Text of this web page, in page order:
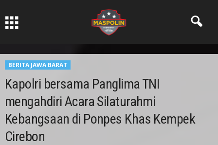
BERITA JAWA BARAT
Kapolri bersama Panglima TNI
mengahdiri Acara Silaturahmi
Kebangsaan di Ponpes Khas Kempek
Cirebon